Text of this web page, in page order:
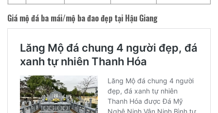
Giá mộ đá ba mái/mộ ba đao đẹp tại Hậu Giang